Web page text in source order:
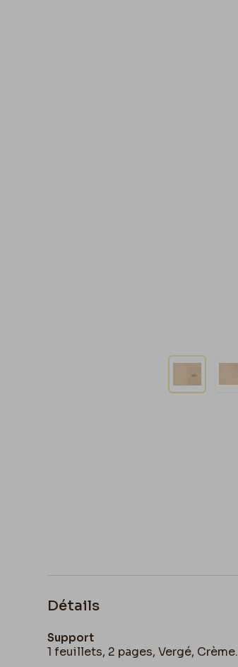
Détails
Support
1 feuillets, 2 pages, Vergé, Crème.